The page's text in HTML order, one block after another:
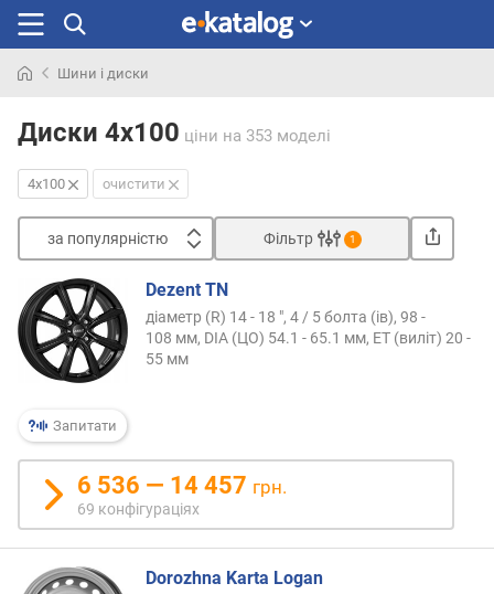
раніше
Шини і диски
Диски 4x100 ціни на 353 моделі
4x100 очистити
за популярністю
з
а
п
о
у
л
я
р
н
і
т
Фільтр 1
Запитати
Dezent TN
діаметр (R) 14 - 18 ", 4 / 5 болта (ів), 98 -
108 мм, DIA (ЦО) 54.1 - 65.1 мм, ET (виліт) 20 -
55 мм
6 536 — 14 457 грн.
69 конфігураціях
Dorozhna Karta Logan